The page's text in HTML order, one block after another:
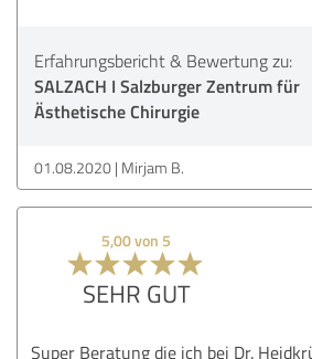
Erfahrungsbericht & Bewertung zu:
SALZACH I Salzburger Zentrum für
Ästhetische Chirurgie
01.08.2020 Mirjam B.
5,00 von 5
SEHR GUT
Super Beratung die ich bei Dr.